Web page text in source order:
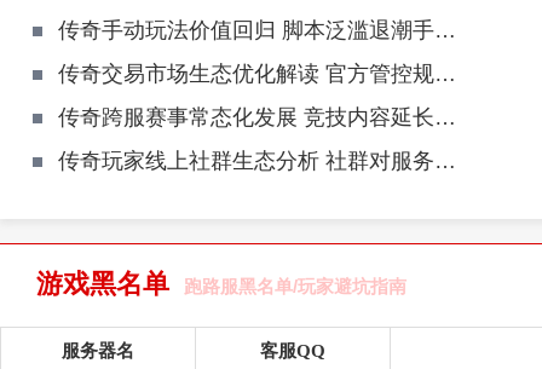
传奇手动玩法价值回归 脚本泛滥退潮手动打宝成高端主流
传奇交易市场生态优化解读 官方管控规范物资流通平衡玩家收益
传奇跨服赛事常态化发展 竞技内容延长服务器生命周期深度解读
传奇玩家线上社群生态分析 社群对服务器留存与口碑的双重作用
游戏黑名单 跑路服黑名单/玩家避坑指南
服务器名 客服QQ